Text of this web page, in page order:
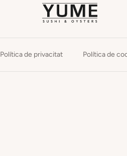
Política de privacitat Política de